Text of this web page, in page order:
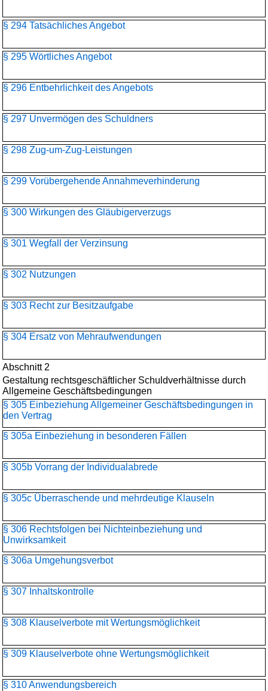
§ 294 Tatsächliches Angebot
§ 295 Wörtliches Angebot
§ 296 Entbehrlichkeit des Angebots
§ 297 Unvermögen des Schuldners
§ 298 Zug-um-Zug-Leistungen
§ 299 Vorübergehende Annahmeverhinderung
§ 300 Wirkungen des Gläubigerverzugs
§ 301 Wegfall der Verzinsung
§ 302 Nutzungen
§ 303 Recht zur Besitzaufgabe
§ 304 Ersatz von Mehraufwendungen
Abschnitt 2
Gestaltung rechtsgeschäftlicher Schuldverhältnisse durch
Allgemeine Geschäftsbedingungen
§ 305 Einbeziehung Allgemeiner Geschäftsbedingungen in
den Vertrag
§ 305a Einbeziehung in besonderen Fällen
§ 305b Vorrang der Individualabrede
§ 305c Überraschende und mehrdeutige Klauseln
§ 306 Rechtsfolgen bei Nichteinbeziehung und
Unwirksamkeit
§ 306a Umgehungsverbot
§ 307 Inhaltskontrolle
§ 308 Klauselverbote mit Wertungsmöglichkeit
§ 309 Klauselverbote ohne Wertungsmöglichkeit
§ 310 Anwendungsbereich